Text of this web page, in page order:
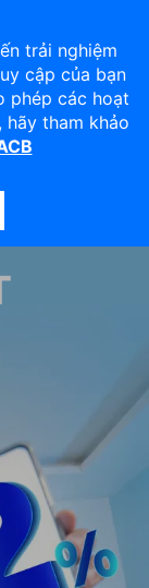
trải nghiệm
cập của bạn
phép các hoạt
tham khảo